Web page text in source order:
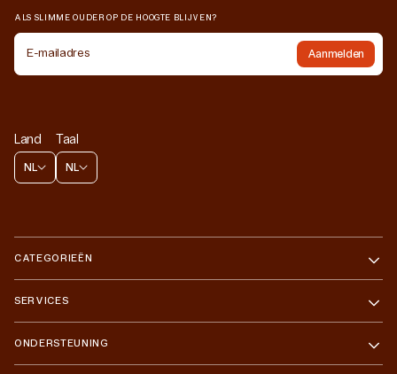
Land
NL
Taal
NL
CATEGORIEËN
SERVICES
ONDERSTEUNING
ALS SLIMME OUDER OP DE HOOGTE BLIJVEN?
E-mailadres Aanmelden